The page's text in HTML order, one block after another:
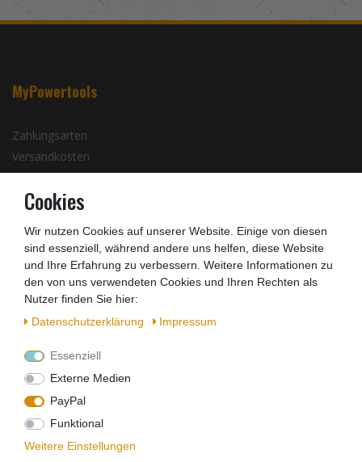
MyPowertools
Zahlungsarten
Versandkosten
Batterieentsorgung
Infos zu Elektro- und Elektronikgeräten
Barrierefreiheitserklärung
Kontakt
Zahlungsarten
Cookies
Wir nutzen Cookies auf unserer Website. Einige von diesen
sind essenziell, während andere uns helfen, diese Website
und Ihre Erfahrung zu verbessern. Weitere Informationen zu
den von uns verwendeten Cookies und Ihren Rechten als
Nutzer finden Sie hier:
Daten­schutz­erklärung
Impressum
Essenziell
Externe Medien
PayPal
Funktional
Weitere Einstellungen